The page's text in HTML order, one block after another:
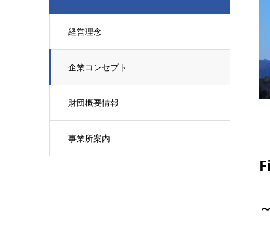
経営理念
企業コンセプト
財団概要情報
事業所案内